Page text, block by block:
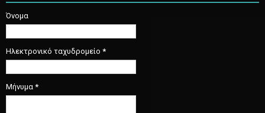
Όνομα
Ηλεκτρονικό ταχυδρομείο *
Μήνυμα *